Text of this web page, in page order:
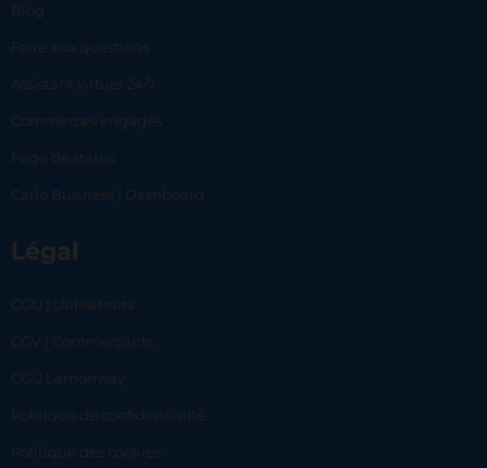
Blog
Foire aux questions
Assistant virtuel 24/7
Commerces engagés
Page de status
Carlo Business | Dashboard
Légal
CGU | Utilisateurs
CGV | Commerçants
CGU Lemonway
Politique de confidentialité
Politique des cookies